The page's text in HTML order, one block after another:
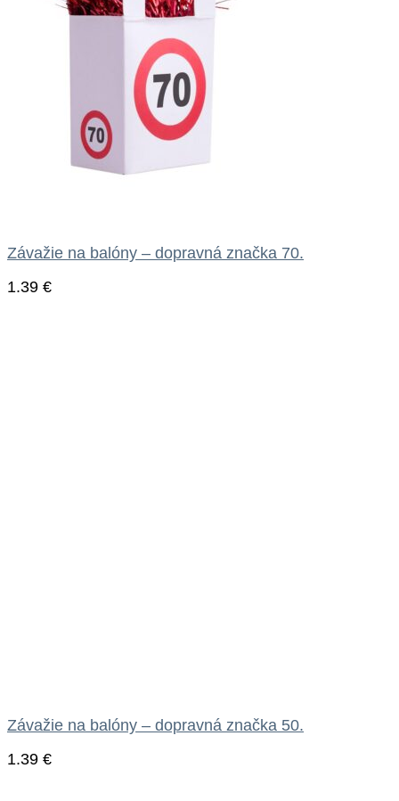
Závažie na balóny – dopravná značka 70.
1.39 €
Závažie na balóny – dopravná značka 50.
1.39 €